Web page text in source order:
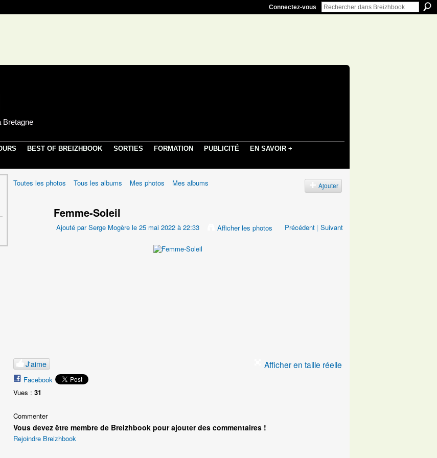
Connectez-vous
Bretagne
BEST OF BREIZHBOOK SORTIES FORMATION PUBLICITÉ
EN SAVOIR +
Toutes les photos Tous les albums Mes photos Mes albums Ajouter
Femme-Soleil
Ajouté parSerge Mogère le 25 mai 2022 à 22:33 Afficher les photos Précédent | Suivant
J'aime
Facebook
Vues : 31
Afficher en taille réelle
Commenter
Vous devez être membre de Breizhbook pour ajouter des commentaires !
Rejoindre Breizhbook